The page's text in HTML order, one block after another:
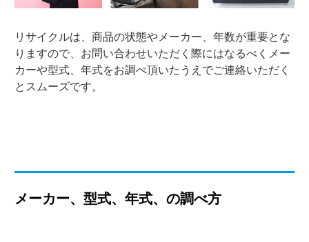
リサイクルは、商品の状態やメーカー、年数が重要とな
りますので、お問い合わせいただく際にはなるべくメー
カーや型式、年式をお調べ頂いたうえでご連絡いただく
とスムーズです。
メーカー、型式、年式、の調べ方